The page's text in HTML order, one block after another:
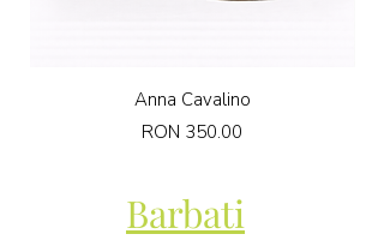
Anna Cavalino
Price
RON 350.00
Barbati